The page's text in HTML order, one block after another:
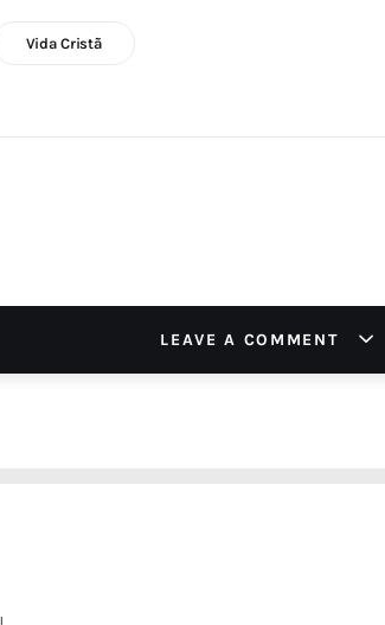
Vida Cristã
LEAVE A COMMENT